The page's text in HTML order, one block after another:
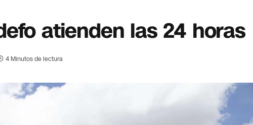
atienden las 24 horas
4 Minutos de lectura